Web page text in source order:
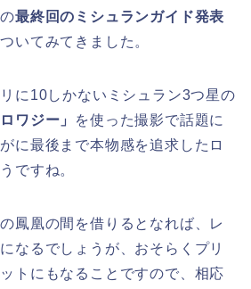
最終回のミシュランガイド発表
いてみてきました。
に10しかないミシュラン3つ星の
ワジー」
を使った撮影で話題に
に最後まで本物感を追求したロ
ですね。
鳳凰の間を借りるとなれば、レ
なるでしょうが、おそらくプリ
トにもなることですので、相応